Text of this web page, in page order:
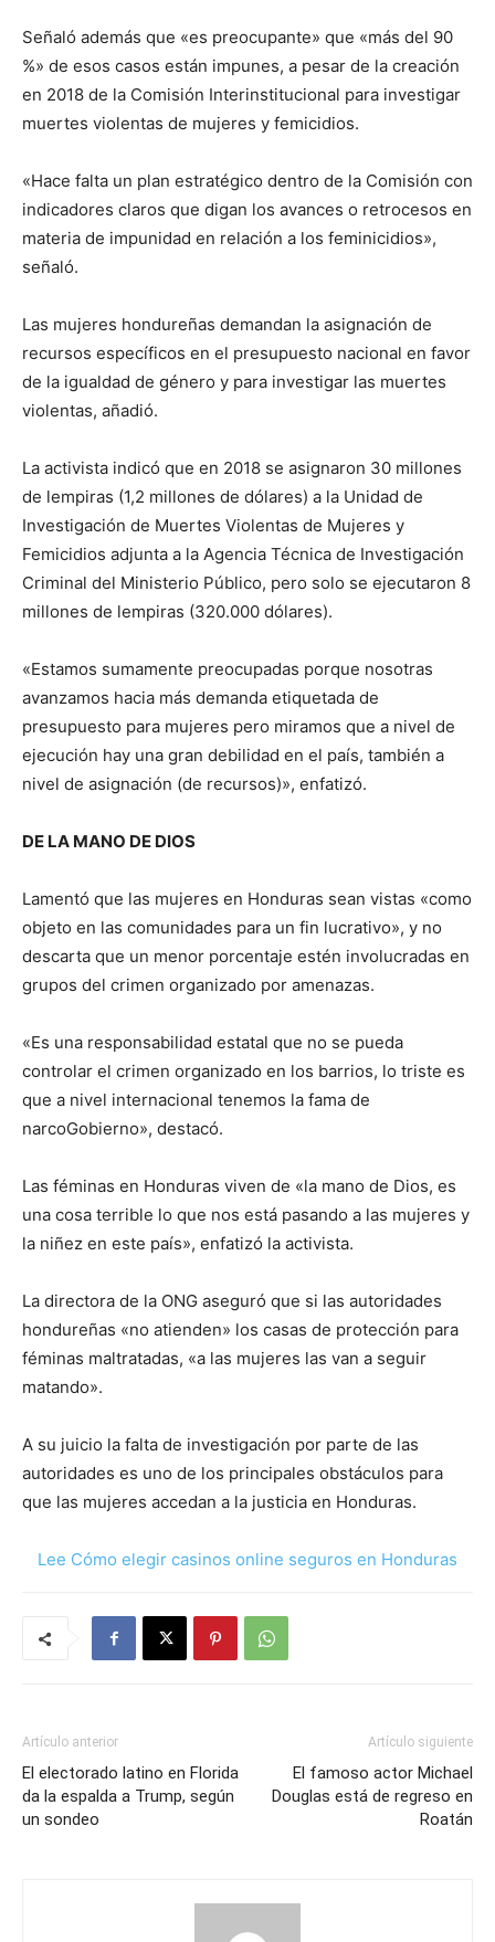
Señaló además que «es preocupante» que «más del 90
%» de esos casos están impunes, a pesar de la creación
en 2018 de la Comisión Interinstitucional para investigar
muertes violentas de mujeres y femicidios.
«Hace falta un plan estratégico dentro de la Comisión con
indicadores claros que digan los avances o retrocesos en
materia de impunidad en relación a los feminicidios»,
señaló.
Las mujeres hondureñas demandan la asignación de
recursos específicos en el presupuesto nacional en favor
de la igualdad de género y para investigar las muertes
violentas, añadió.
La activista indicó que en 2018 se asignaron 30 millones
de lempiras (1,2 millones de dólares) a la Unidad de
Investigación de Muertes Violentas de Mujeres y
Femicidios adjunta a la Agencia Técnica de Investigación
Criminal del Ministerio Público, pero solo se ejecutaron 8
millones de lempiras (320.000 dólares).
«Estamos sumamente preocupadas porque nosotras
avanzamos hacia más demanda etiquetada de
presupuesto para mujeres pero miramos que a nivel de
ejecución hay una gran debilidad en el país, también a
nivel de asignación (de recursos)», enfatizó.
DE LA MANO DE DIOS
Lamentó que las mujeres en Honduras sean vistas «como
objeto en las comunidades para un fin lucrativo», y no
descarta que un menor porcentaje estén involucradas en
grupos del crimen organizado por amenazas.
«Es una responsabilidad estatal que no se pueda
controlar el crimen organizado en los barrios, lo triste es
que a nivel internacional tenemos la fama de
narcoGobierno», destacó.
Las féminas en Honduras viven de «la mano de Dios, es
una cosa terrible lo que nos está pasando a las mujeres y
la niñez en este país», enfatizó la activista.
La directora de la ONG aseguró que si las autoridades
hondureñas «no atienden» los casas de protección para
féminas maltratadas, «a las mujeres las van a seguir
matando».
A su juicio la falta de investigación por parte de las
autoridades es uno de los principales obstáculos para
que las mujeres accedan a la justicia en Honduras.
Lee Cómo elegir casinos online seguros en Honduras
Artículo anterior
El electorado latino en Florida
da la espalda a Trump, según
un sondeo
Artículo siguiente
El famoso actor Michael
Douglas está de regreso en
Roatán